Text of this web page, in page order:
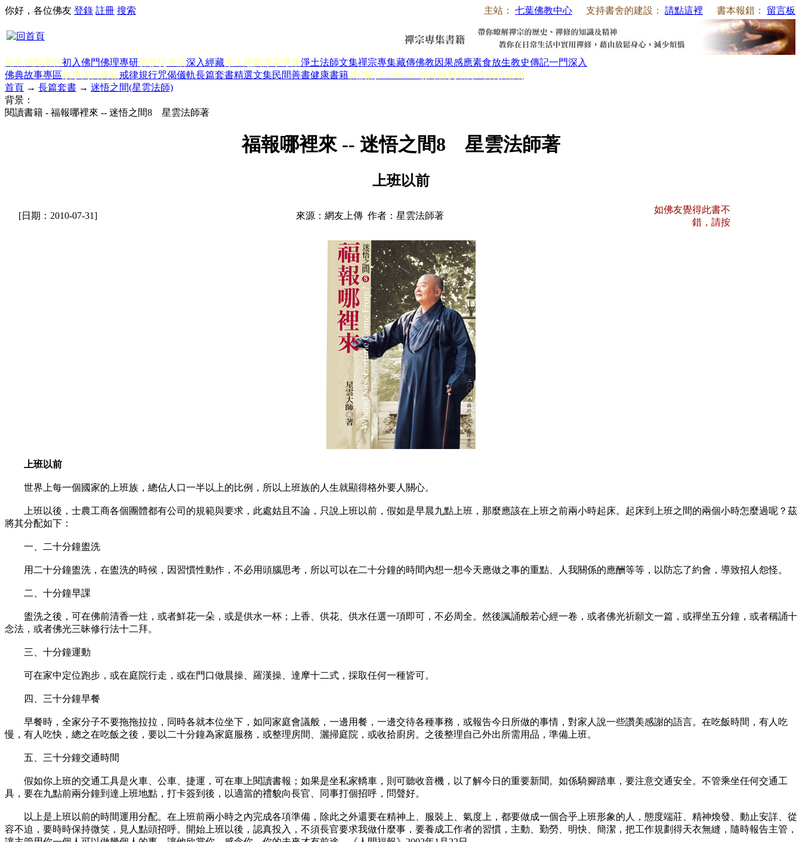
主站： 七葉佛教中心 支持書舍的建設： 請點這裡 書本報錯： 留言板
你好，各位佛友 登錄 註冊 搜索
知名法師著作初入佛門佛理專研佛教徒生活深入經藏淨土經典淨宗專集淨土法師文集禪宗專集藏傳佛教因果感應素食放生教史傳記一門深入
佛典故事專區故事寓言書籍戒律規行咒偈儀軌長篇套書精選文集民間善書健康書籍我們的 Facebook 粉絲群贊助方式戒邪淫網
首頁 → 長篇套書 → 迷悟之間(星雲法師)
背景：
閱讀書籍 - 福報哪裡來 -- 迷悟之間8 星雲法師著
福報哪裡來 -- 迷悟之間8 星雲法師著
上班以前
[日期：2010-07-31] 來源：網友上傳 作者：星雲法師著
如佛友覺得此書不
錯，請按
上班以前
世界上每一個國家的上班族，總佔人口一半以上的比例，所以上班族的人生就顯得格外要人關心。
上班以後，士農工商各個團體都有公司的規範與要求，此處姑且不論，只說上班以前，假如是早晨九點上班，那麼應該在上班之前兩小時起床。起床到上班之間的兩個小時怎麼過呢？茲
將其分配如下：
一、二十分鐘盥洗
用二十分鐘盥洗，在盥洗的時候，因習慣性動作，不必用頭腦思考，所以可以在二十分鐘的時間內想一想今天應做之事的重點、人我關係的應酬等等，以防忘了約會，導致招人怨怪。
二、十分鐘早課
盥洗之後，可在佛前清香一炷，或者鮮花一朵，或是供水一杯；上香、供花、供水任選一項即可，不必周全。然後諷誦般若心經一卷，或者佛光祈願文一篇，或禪坐五分鐘，或者稱誦十
念法，或者佛光三昧修行法十二拜。
三、十分鐘運動
可在家中定位跑步，或在庭院行走，或在門口做晨操、羅漢操、達摩十二式，採取任何一種皆可。
四、三十分鐘早餐
早餐時，全家分子不要拖拖拉拉，同時各就本位坐下，如同家庭會議般，一邊用餐，一邊交待各種事務，或報告今日所做的事情，對家人說一些讚美感謝的語言。在吃飯時間，有人吃
慢，有人吃快，總之在吃飯之後，要以二十分鐘為家庭服務，或整理房間、灑掃庭院，或收拾廚房。之後整理自己外出所需用品，準備上班。
五、三十分鐘交通時間
假如你上班的交通工具是火車、公車、捷運，可在車上閱讀書報；如果是坐私家轎車，則可聽收音機，以了解今日的重要新聞。如係騎腳踏車，要注意交通安全。不管乘坐任何交通工
具，要在九點前兩分鐘到達上班地點，打卡簽到後，以適當的禮貌向長官、同事打個招呼，問聲好。
以上是上班以前的時間運用分配。在上班前兩小時之內完成各項準備，除此之外還要在精神上、服裝上、氣度上，都要做成一個合乎上班形象的人，態度端莊、精神煥發、動止安詳、從
容不迫，要時時保持微笑，見人點頭招呼。開始上班以後，認真投入，不須長官要求我做什麼事，要養成工作者的習慣，主動、勤勞、明快、簡潔，把工作規劃得天衣無縫，隨時報告主管，